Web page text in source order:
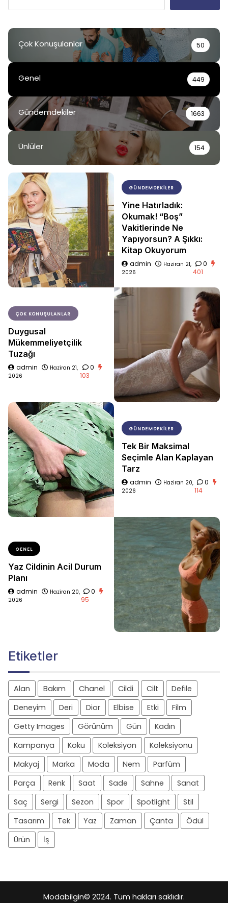
Çok Konuşulanlar 50
Genel 449
Gündemdekiler 1663
Ünlüler 154
GÜNDEMDEKILER
Yine Hatırladık:
Okumak! “Boş”
Vakitlerinde Ne
Yapıyorsun? A Şıkkı:
Kitap Okuyorum
admin
Haziran 21,
2026
0
401
ÇOK KONUŞULANLAR
Duygusal
Mükemmeliyetçilik
Tuzağı
admin
Haziran 21,
2026
0
103
GÜNDEMDEKILER
Tek Bir Maksimal
Seçimle Alan Kaplayan
Tarz
admin
Haziran 20,
2026
0
114
GENEL
Yaz Cildinin Acil Durum
Planı
admin
Haziran 20,
2026
0
95
Etiketler
Alan Bakım Chanel Cildi Cilt
Defile
Deneyim
Deri Dior Elbise Etki
Film
Getty Images
Görünüm Gün
Kadın
Kampanya
Koku Koleksiyon
Koleksiyonu
Makyaj
Marka Moda Nem
Parfüm
Parça
Renk Saat Sade Sahne
Sanat
Saç
Sergi Sezon Spor Spotlight
Stil
Tasarım
Tek Yaz Zaman Çanta
Ödül
Ürün
İş
Modabilgin© 2024. Tüm hakları saklıdır.